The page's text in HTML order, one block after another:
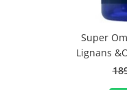
Super
Lignans